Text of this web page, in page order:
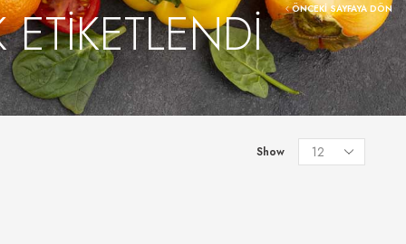
ETIKETLENDI ÖNCEKI SAYFAYA DÖN
Show